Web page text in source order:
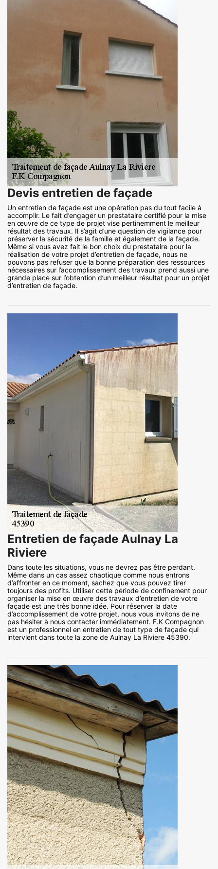
Devis entretien de façade
Un entretien de façade est une opération pas du tout facile à
accomplir. Le fait d’engager un prestataire certifié pour la mise
en œuvre de ce type de projet vise pertinemment le meilleur
résultat des travaux. Il s’agit d’une question de vigilance pour
préserver la sécurité de la famille et également de la façade.
Même si vous avez fait le bon choix du prestataire pour la
réalisation de votre projet d’entretien de façade, nous ne
pouvons pas refuser que la bonne préparation des ressources
nécessaires sur l’accomplissement des travaux prend aussi une
grande place sur l’obtention d’un meilleur résultat pour un projet
d’entretien de façade.
Entretien de façade Aulnay La
Riviere
Dans toute les situations, vous ne devrez pas être perdant.
Même dans un cas assez chaotique comme nous entrons
d’affronter en ce moment, sachez que vous pouvez tirer
toujours des profits. Utiliser cette période de confinement pour
organiser la mise en œuvre des travaux d’entretien de votre
façade est une très bonne idée. Pour réserver la date
d’accomplissement de votre projet, nous vous invitons de ne
pas hésiter à nous contacter immédiatement. F.K Compagnon
est un professionnel en entretien de tout type de façade qui
intervient dans toute la zone de Aulnay La Riviere 45390.